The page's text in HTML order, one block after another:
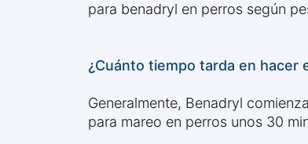
para benadryl en perros según
¿Cuánto tiempo tarda en hacer
Generalmente, Benadryl
para mareo en perros unos 30